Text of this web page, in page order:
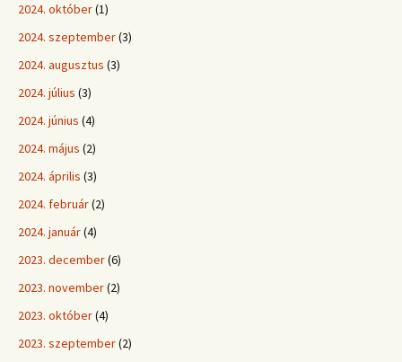
2024. október(1)
2024. szeptember(3)
2024. augusztus (3)
2024. július (3)
2024. június (4)
2024. május (2)
2024. április (3)
2024. február(2)
2024. január(4)
2023. december(6)
2023. november(2)
2023. október(4)
2023. szeptember(2)